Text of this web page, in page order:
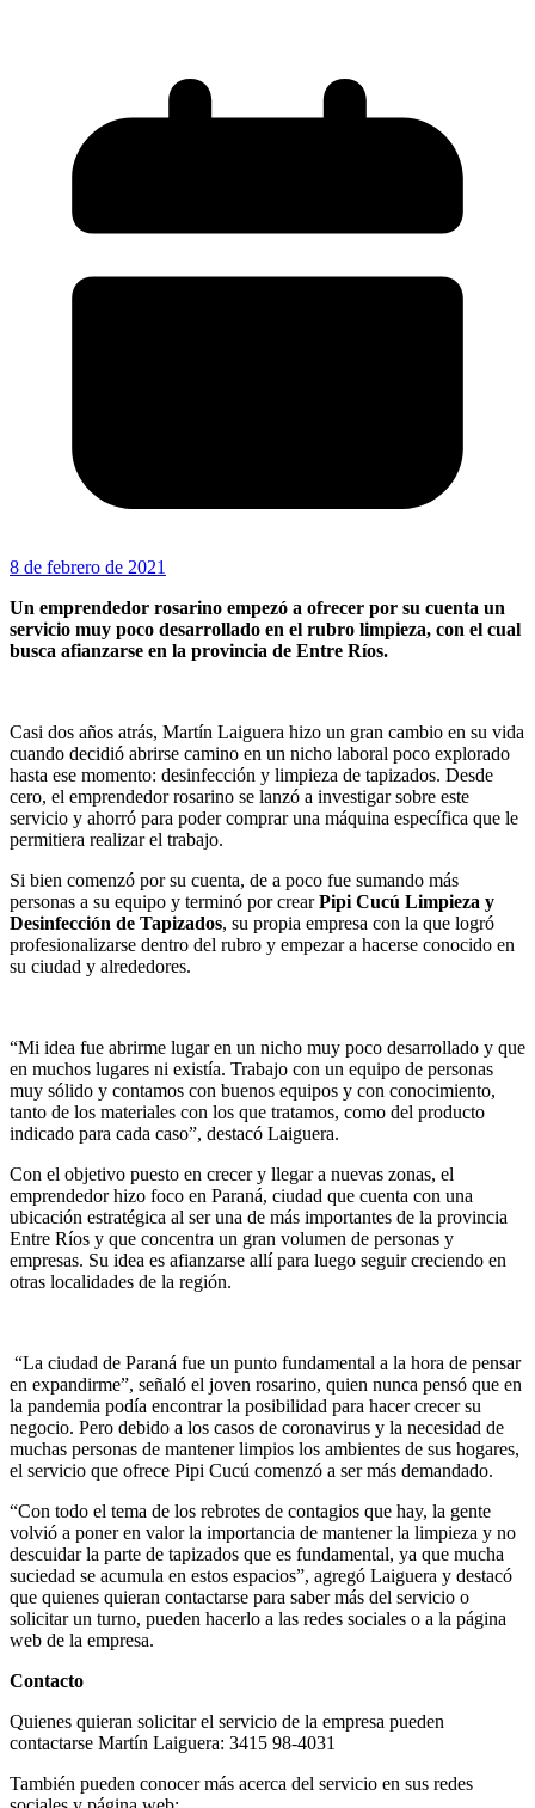
8 de febrero de 2021
Un emprendedor rosarino empezó a ofrecer por su cuenta un
servicio muy poco desarrollado en el rubro limpieza, con el cual
busca afianzarse en la provincia de Entre Ríos.
Casi dos años atrás, Martín Laiguera hizo un gran cambio en su vida
cuando decidió abrirse camino en un nicho laboral poco explorado
hasta ese momento: desinfección y limpieza de tapizados. Desde
cero, el emprendedor rosarino se lanzó a investigar sobre este
servicio y ahorró para poder comprar una máquina específica que le
permitiera realizar el trabajo.
Si bien comenzó por su cuenta, de a poco fue sumando más
personas a su equipo y terminó por crearPipi Cucú Limpieza y
Desinfección de Tapizados, su propia empresa con la que logró
profesionalizarse dentro del rubro y empezar a hacerse conocido en
su ciudad y alrededores.
“Mi idea fue abrirme lugar en un nicho muy poco desarrollado y que
en muchos lugares ni existía. Trabajo con un equipo de personas
muy sólido y contamos con buenos equipos y con conocimiento,
tanto de los materiales con los que tratamos, como del producto
indicado para cada caso”, destacó Laiguera.
Con el objetivo puesto en crecer y llegar a nuevas zonas, el
emprendedor hizo foco en Paraná, ciudad que cuenta con una
ubicación estratégica al ser una de más importantes de la provincia
Entre Ríos y que concentra un gran volumen de personas y
empresas. Su idea es afianzarse allí para luego seguir creciendo en
otras localidades de la región.
“La ciudad de Paraná fue un punto fundamental a la hora de pensar
en expandirme”, señaló el joven rosarino, quien nunca pensó que en
la pandemia podía encontrar la posibilidad para hacer crecer su
negocio. Pero debido a los casos de coronavirus y la necesidad de
muchas personas de mantener limpios los ambientes de sus hogares,
el servicio que ofrece Pipi Cucú comenzó a ser más demandado.
“Con todo el tema de los rebrotes de contagios que hay, la gente
volvió a poner en valor la importancia de mantener la limpieza y no
descuidar la parte de tapizados que es fundamental, ya que mucha
suciedad se acumula en estos espacios”, agregó Laiguera y destacó
que quienes quieran contactarse para saber más del servicio o
solicitar un turno, pueden hacerlo a las redes sociales o a la página
web de la empresa.
Contacto
Quienes quieran solicitar el servicio de la empresa pueden
contactarse Martín Laiguera: 3415 98-4031
También pueden conocer más acerca del servicio en sus redes